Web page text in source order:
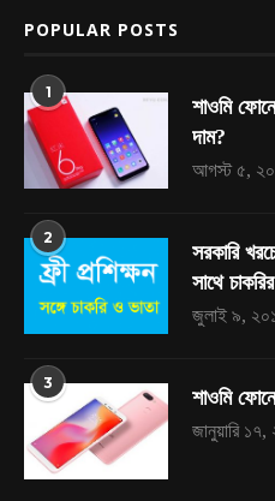
POPULAR POSTS
1
শাওমি
দাম?
আগস্ট ৫,
2
সরকারি
সাথে
জুলাই ৯,
3
শাওমি
জানুয়ারি